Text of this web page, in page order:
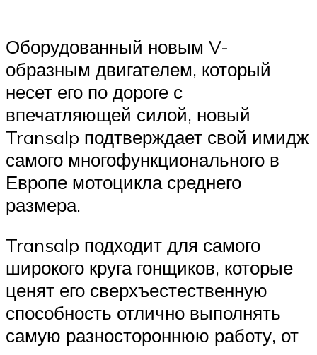
Оборудованный новым V-
образным двигателем, который
несет его по дороге с
впечатляющей силой, новый
Transalp подтверждает свой имидж
самого многофункционального в
Европе мотоцикла среднего
размера.
Transalp подходит для самого
широкого круга гонщиков, которые
ценят его сверхъестественную
способность отлично выполнять
самую разностороннюю работу, от